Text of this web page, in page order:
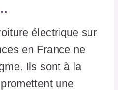
électrique sur
en France ne
Ils sont à la
une